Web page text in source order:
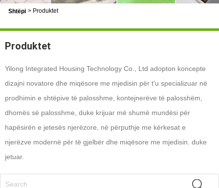
Shtëpi > Produktet
Produktet
Yilong Integrated Housing Technology Co., Ltd adopton koncepte
dizajni novatore dhe miqësore me mjedisin për t'u specializuar në
prodhimin e shtëpive të palosshme, kontejnerëve të palosshëm,
dhomës së palosshme, duke krijuar më shumë mundësi për
hapësirën e jetesës njerëzore, në përputhje me kërkesat e
njerëzve modernë për të gjelbër dhe miqësore me mjedisin. duke
jetuar.